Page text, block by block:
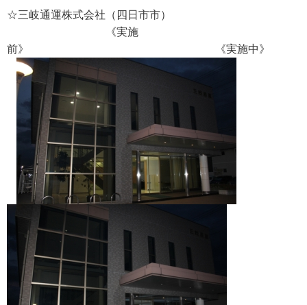
☆三岐通運株式会社（四日市市）
《実施
前》 《実施中》